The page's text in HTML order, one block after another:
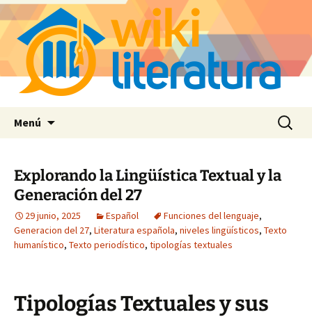
Menú Buscar:
Explorando la Lingüística Textual y la
Generación del 27
29 junio, 2025 Español Funciones del lenguaje,
Generacion del 27, Literatura española, niveles lingüísticos, Texto
humanístico, Texto periodístico, tipologías textuales
Tipologías Textuales y sus